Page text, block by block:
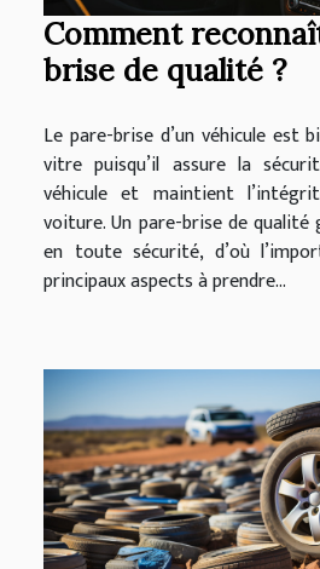
Comment
brise de qualité ?
Le pare-brise d’un véhicule est
vitre puisqu’il assure la
véhicule et maintient
voiture. Un pare-brise de
en toute sécurité, d’où
principaux aspects à prendre...